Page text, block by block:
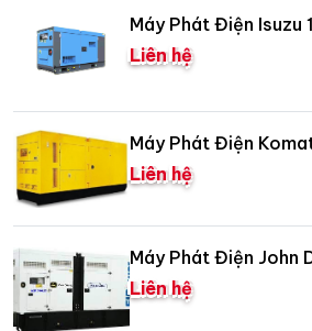
Máy Phát Điện Isuzu
Liên hệ
Máy Phát Điện
Liên hệ
Máy Phát Điện John
Liên hệ